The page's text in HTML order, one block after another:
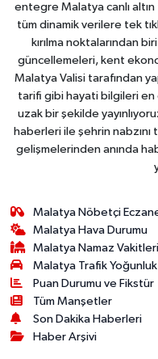
entegre Malatya canlı
tüm dinamik verilere tek
kırılma noktalarından
güncellemeleri, kent
Malatya Valisi tarafından
tarifi gibi hayati bilgileri
uzak bir şekilde
haberleri ile şehrin
gelişmelerinden anında
Malatya Nöbetçi
Malatya Hava Durumu
Malatya Namaz Vakitleri
Malatya Trafik Yoğunluk
Puan Durumu ve Fikstür
Tüm Manşetler
Son Dakika Haberleri
Haber Arşivi